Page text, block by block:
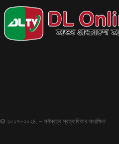
© ২০১৭-২০২৪. - সর্বস্বত্ব স্বত্বাধিকার সংরক্ষিত